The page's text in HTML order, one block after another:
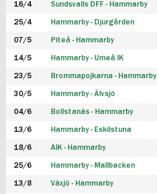
16/4 Sundsvalls DFF - Hammarby
25/4 Hammarby - Djurgården
07/5 Piteå - Hammarby
14/5 Hammarby - Umeå IK
23/5 Brommapojkarna - Hammarby
30/5 Hammarby - Älvsjö
04/6 Bollstanäs - Hammarby
13/6 Hammarby - Eskilstuna
18/6 AIK - Hammarby
25/6 Hammarby - Mallbacken
13/8 Växjö - Hammarby